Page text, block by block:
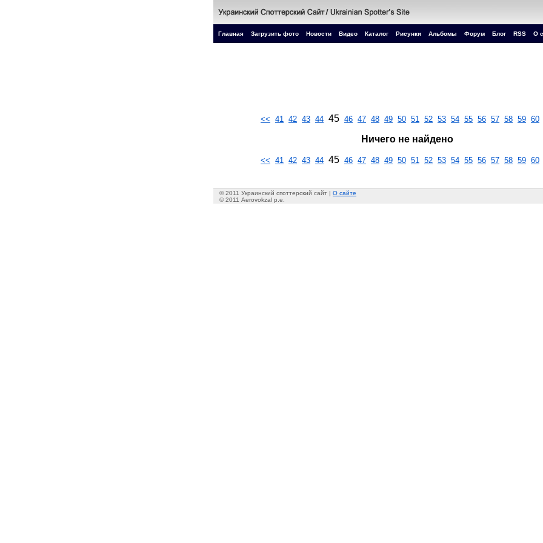
Главная Загрузить фото Новости Видео Каталог Рисунки Альбомы Форум Блог RSS О
<< 41 42 43 44 45 46 47 48 49 50 51 52 53 54 55 56 57 58 59 60
Ничего не найдено
<< 41 42 43 44 45 46 47 48 49 50 51 52 53 54 55 56 57 58 59 60
© 2011 Украинский споттерский сайт | О сайте
© 2011 Aerovokzal p.e.